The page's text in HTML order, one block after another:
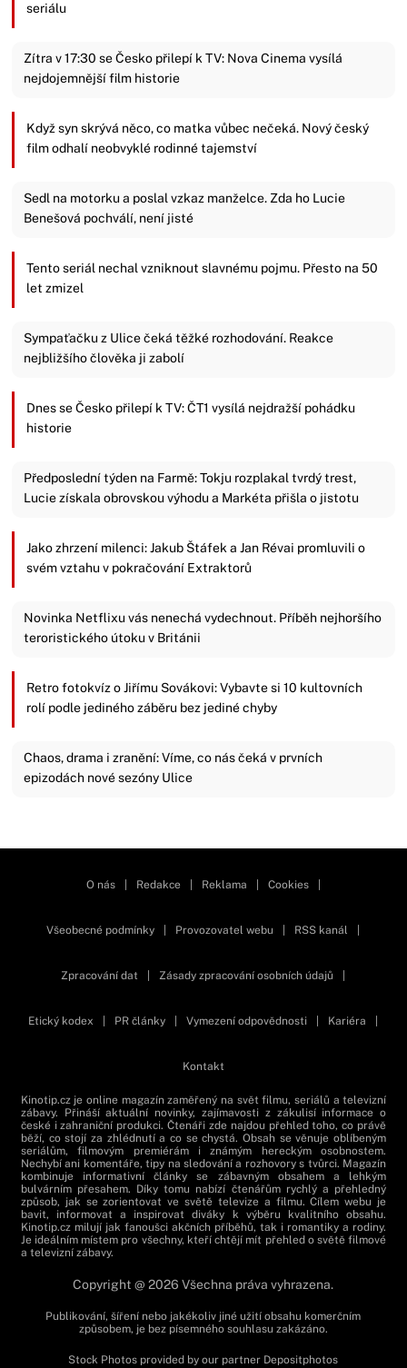
seriálu
Zítra v 17:30 se Česko přilepí k TV: Nova Cinema vysílá
nejdojemnější film historie
Když syn skrývá něco, co matka vůbec nečeká. Nový český
film odhalí neobvyklé rodinné tajemství
Sedl na motorku a poslal vzkaz manželce. Zda ho Lucie
Benešová pochválí, není jisté
Tento seriál nechal vzniknout slavnému pojmu. Přesto na 50
let zmizel
Sympaťačku z Ulice čeká těžké rozhodování. Reakce
nejbližšího člověka ji zabolí
Dnes se Česko přilepí k TV: ČT1 vysílá nejdražší pohádku
historie
Předposlední týden na Farmě: Tokju rozplakal tvrdý trest,
Lucie získala obrovskou výhodu a Markéta přišla o jistotu
Jako zhrzení milenci: Jakub Štáfek a Jan Révai promluvili o
svém vztahu v pokračování Extraktorů
Novinka Netflixu vás nenechá vydechnout. Příběh nejhoršího
teroristického útoku v Británii
Retro fotokvíz o Jiřímu Sovákovi: Vybavte si 10 kultovních
rolí podle jediného záběru bez jediné chyby
Chaos, drama i zranění: Víme, co nás čeká v prvních
epizodách nové sezóny Ulice
O nás Redakce Reklama Cookies
Všeobecné podmínky Provozovatel webu RSS kanál
Zpracování dat Zásady zpracování osobních údajů
Etický kodex PR články Vymezení odpovědnosti Kariéra
Kontakt
Kinotip.cz je online magazín zaměřený na svět filmu, seriálů a televizní
zábavy. Přináší aktuální novinky, zajímavosti z zákulisí informace o
české i zahraniční produkci. Čtenáři zde najdou přehled toho, co právě
běží, co stojí za zhlédnutí a co se chystá. Obsah se věnuje oblíbeným
seriálům, filmovým premiérám i známým hereckým osobnostem.
Nechybí ani komentáře, tipy na sledování a rozhovory s tvůrci. Magazín
kombinuje informativní články se zábavným obsahem a lehkým
bulvárním přesahem. Díky tomu nabízí čtenářům rychlý a přehledný
způsob, jak se zorientovat ve světě televize a filmu. Cílem webu je
bavit, informovat a inspirovat diváky k výběru kvalitního obsahu.
Kinotip.cz milují jak fanoušci akčních příběhů, tak i romantiky a rodiny.
Je ideálním místem pro všechny, kteří chtějí mít přehled o světě filmové
a televizní zábavy.
Copyright @ 2026 Všechna práva vyhrazena.
Publikování, šíření nebo jakékoliv jiné užití obsahu komerčním
způsobem, je bez písemného souhlasu zakázáno.
Stock Photos provided by our partner Depositphotos